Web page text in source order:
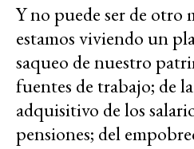
Y no puede ser de otro
estamos viviendo un
saqueo de nuestro
fuentes de trabajo; de
adquisitivo de los
pensiones; del